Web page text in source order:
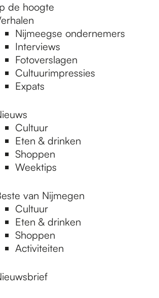
de hoogte
Nijmeegse ondernemers
Interviews
Fotoverslagen
Cultuurimpressies
Expats
Cultuur
Eten & drinken
Shoppen
Weektips
van Nijmegen
Cultuur
Eten & drinken
Shoppen
Activiteiten